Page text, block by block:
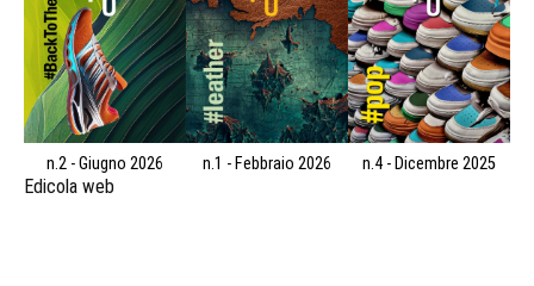
n.2 - Giugno 2026 n.1 - Febbraio 2026 n.4 - Dicembre 2025
Edicola web